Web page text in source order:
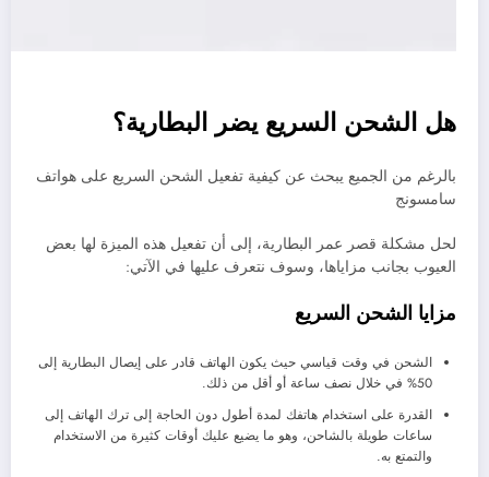
هل الشحن السريع يضر البطارية؟
بالرغم من الجميع يبحث عن كيفية تفعيل الشحن السريع على هواتف
سامسونج
لحل مشكلة قصر عمر البطارية، إلى أن تفعيل هذه الميزة لها بعض
العيوب بجانب مزاياها، وسوف نتعرف عليها في الآتي:
مزايا الشحن السريع
الشحن في وقت قياسي حيث يكون الهاتف قادر على إيصال البطارية إلى
50% في خلال نصف ساعة أو أقل من ذلك.
القدرة على استخدام هاتفك لمدة أطول دون الحاجة إلى ترك الهاتف إلى
ساعات طويلة بالشاحن، وهو ما يضيع عليك أوقات كثيرة من الاستخدام
والتمتع به.